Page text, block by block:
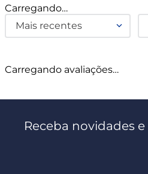
Carregando…
Mais recentes
Carregando avaliações…
Receba novidades e